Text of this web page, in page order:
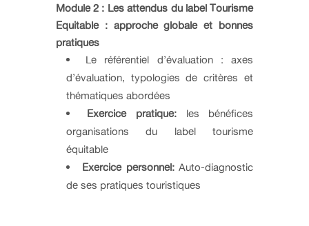
Module 2 : Les attendus du label Tourisme
Equitable : approche globale et bonnes
pratiques
Le référentiel d’évaluation : axes
d’évaluation, typologies de critères et
thématiques abordées
Exercice pratique: les bénéfices
organisations du label tourisme
équitable
Exercice personnel:Auto-diagnostic
de ses pratiques touristiques